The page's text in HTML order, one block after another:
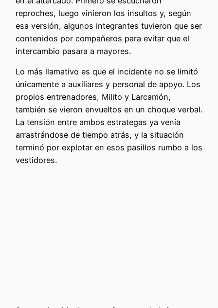
reproches, luego vinieron los insultos y, según
esa versión, algunos integrantes tuvieron que ser
contenidos por compañeros para evitar que el
intercambio pasara a mayores.
Lo más llamativo es que el incidente no se limitó
únicamente a auxiliares y personal de apoyo. Los
propios entrenadores, Milito y Larcamón,
también se vieron envueltos en un choque verbal.
La tensión entre ambos estrategas ya venía
arrastrándose de tiempo atrás, y la situación
terminó por explotar en esos pasillos rumbo a los
vestidores.